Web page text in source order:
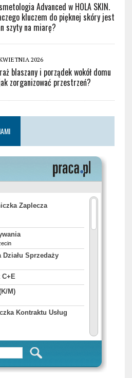
Advanced w HOLA SKIN.
kluczem do pięknej skóry jest
szyty na miarę?
2026
blaszany i porządek wokół domu
zorganizować przestrzeń?